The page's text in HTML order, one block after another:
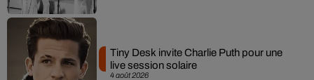
4 août 2026
Tiny Desk invite Charlie Puth pour une
live session solaire